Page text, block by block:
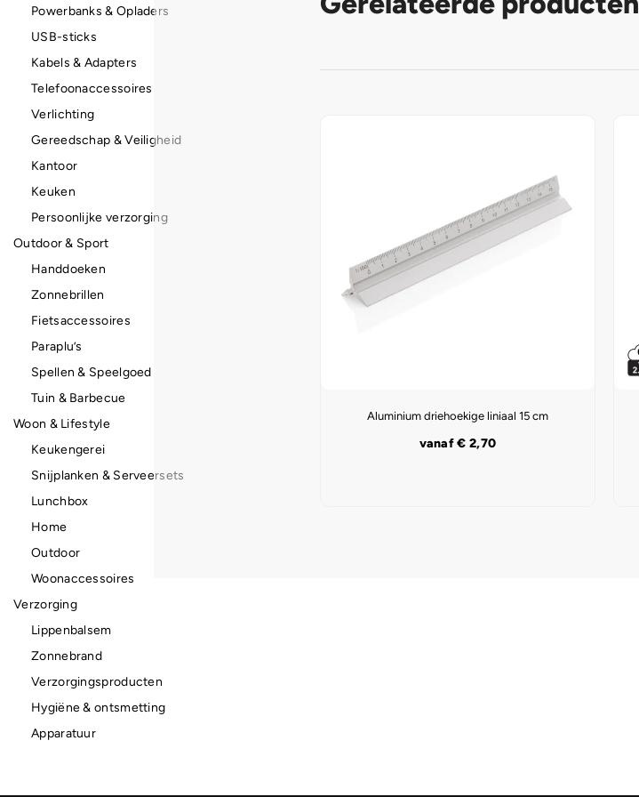
Aluminium driehoekige liniaal 15 cm
vanaf€ 2,70
Powerbanks & Opladers
USB-sticks
Kabels & Adapters
Telefoonaccessoires
Verlichting
Gereedschap & Veiligheid
Kantoor
Keuken
Persoonlijke verzorging
Outdoor & Sport
Handdoeken
Zonnebrillen
Fietsaccessoires
Paraplu’s
Spellen & Speelgoed
Tuin & Barbecue
Woon & Lifestyle
Keukengerei
Snijplanken & Serveersets
Lunchbox
Home
Outdoor
Woonaccessoires
Verzorging
Lippenbalsem
Zonnebrand
Verzorgingsproducten
Hygiëne & ontsmetting
Apparatuur